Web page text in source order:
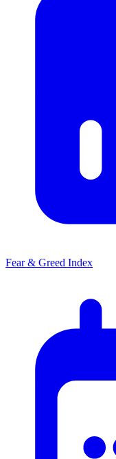
Fear & Greed Index